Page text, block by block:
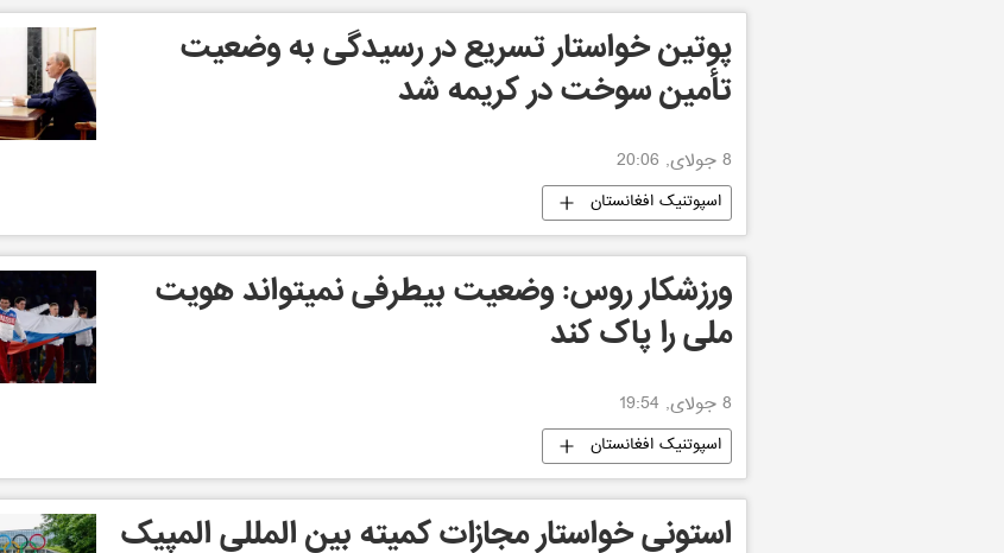
پوتین خواستار تسریع در رسیدگی به وضعیت
تأمین سوخت در کریمه شد
8 جولای, 20:06
اسپوتنیک افغانستان
ورزشکار روس: وضعیت بیطرفی نمیتواند هویت
ملی را پاک کند
8 جولای, 19:54
اسپوتنیک افغانستان
استونی خواستار مجازات کمیته بین المللی المپیک